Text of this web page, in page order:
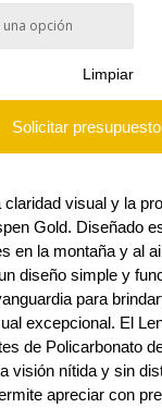
Limpiar
Solicitar presupuesto
claridad visual y la
Gold. Diseñado
en la montaña y al
diseño simple y
para
excepcional. El
de Policarbonato
visión nítida y sin
apreciar con